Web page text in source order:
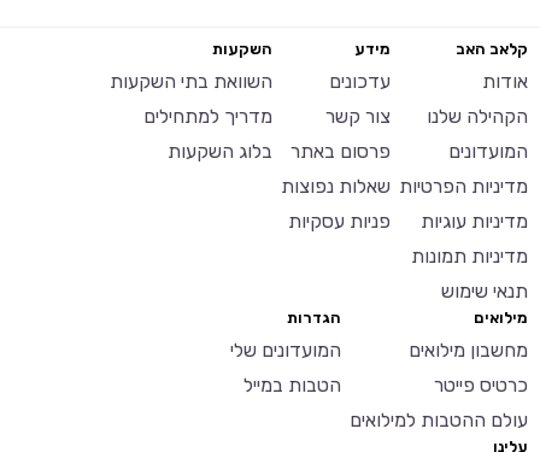
קלאב האב
אודות
הקהילה שלנו
המועדונים
מדיניות הפרטיות
מדיניות עוגיות
מדיניות תמונות
תנאי שימוש
מידע
עדכונים
צור קשר
פרסום באתר
שאלות נפוצות
פניות עסקיות
השקעות
השוואת בתי השקעות
מדריך למתחילים
בלוג השקעות
מילואים
מחשבון מילואים
כרטיס פייטר
עולם ההטבות למילואים
הגדרות
המועדונים שלי
הטבות במייל
עלינו